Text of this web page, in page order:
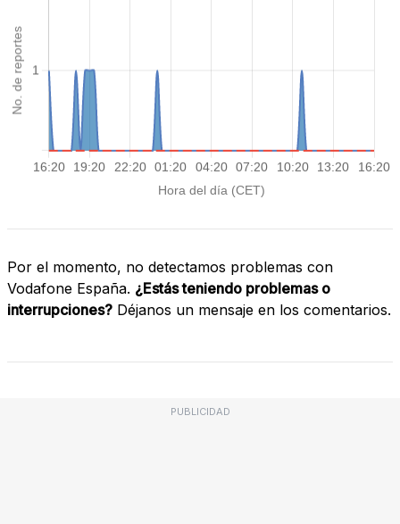
Por el momento, no detectamos problemas con
Vodafone España. ¿Estás teniendo problemas o
interrupciones? Déjanos un mensaje en los comentarios.
PUBLICIDAD